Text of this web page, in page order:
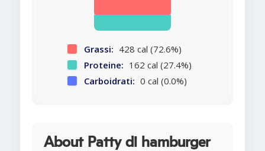
Grassi: 428 cal (72.6%)
Proteine: 162 cal (27.4%)
Carboidrati: 0 cal (0.0%)
About Patty di hamburger